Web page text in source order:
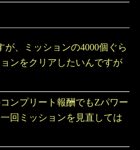
、ミッションの4000個ぐら
ンをクリアしたいんですが
ンプリート報酬でもZパワー
回ミッションを見直しては